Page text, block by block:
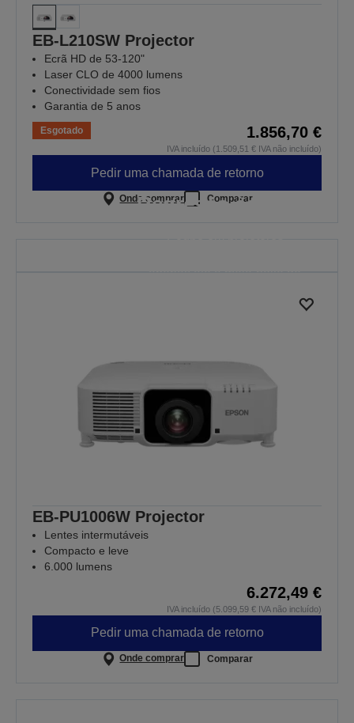
EB-L210SW Projector
Ecrã HD de 53-120"
Laser CLO de 4000 lumens
Conectividade sem fios
Garantia de 5 anos
Esgotado 1.856,70 €
IVA incluído (1.509,51 € IVA não incluído)
Pedir uma chamada de retorno
Onde comprar Comparar
Regresso às aulas
EB-PU1006W Projector
Lentes intermutáveis
Compacto e leve
6.000 lumens
6.272,49 €
IVA incluído (5.099,59 € IVA não incluído)
Pedir uma chamada de retorno
Onde comprar Comparar